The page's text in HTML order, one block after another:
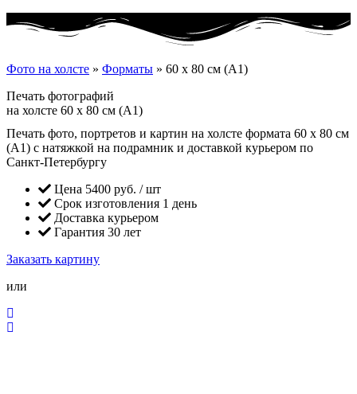
Фото на холсте » Форматы » 60 x 80 см (А1)
Печать фотографий
на холсте 60 x 80 см (А1)
Печать фото, портретов и картин на холсте формата 60 x 80 см
(А1) с натяжкой на подрамник и доставкой курьером по
Санкт-Петербургу
Цена 5400 руб. / шт
Срок изготовления 1 день
Доставка курьером
Гарантия 30 лет
Заказать картину
или